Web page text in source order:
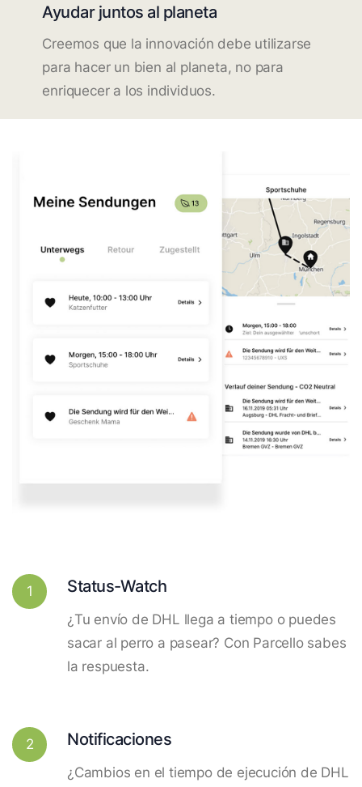
Ayudar juntos al planeta
Creemos que la innovación debe utilizarse
para hacer un bien al planeta, no para
enriquecer a los individuos.
1 Status-Watch
¿Tu envío de DHL llega a tiempo o puedes
sacar al perro a pasear? Con Parcello sabes
la respuesta.
2 Notificaciones
¿Cambios en el tiempo de ejecución de DHL